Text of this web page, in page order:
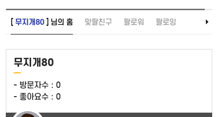
[ 무지개80 ] 님의 홈 맞팔친구 팔로워 팔로잉
무지개80
- 방문자수 : 0
- 좋아요수 : 0